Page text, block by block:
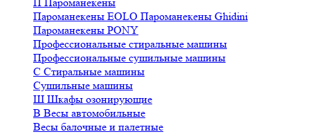
Пароманекены EOLO Пароманекены Ghidini
Пароманекены PONY
Профессиональные стиральные машины
Профессиональные сушильные машины
С Стиральные машины
Сушильные машины
Ш Шкафы озонирующие
В Весы автомобильные
Весы балочные и палетные